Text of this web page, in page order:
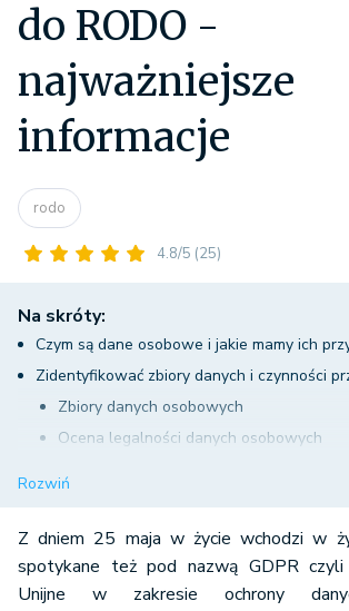
do RODO -
najważniejsze
informacje
rodo
4.8/5 (25)
Na skróty:
Czym są dane osobowe i jakie mamy ich
Zidentyfikować zbiory danych i czynności
Zbiory danych osobowych
Ocena legalności danych osobowych
Kalendarz szkoleń pracowników w
Wypełnienie obowiązków wobec osób,
są przetwarzane
Rozwiń
Z dniem 25 maja w życie wchodzi w
spotykane też pod nazwą GDPR czyli
Unijne w zakresie ochrony